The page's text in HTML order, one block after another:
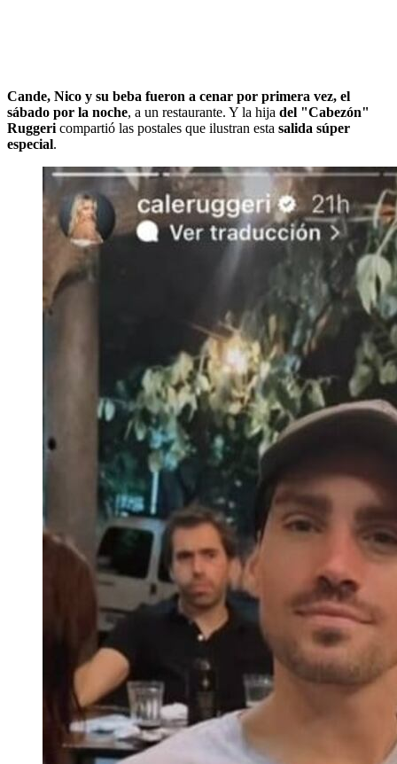
Cande, Nico y su beba fueron a cenar por primera vez, el
sábado por la noche, a un restaurante. Y la hija del "Cabezón"
Ruggeri compartió las postales que ilustran esta salida súper
especial.